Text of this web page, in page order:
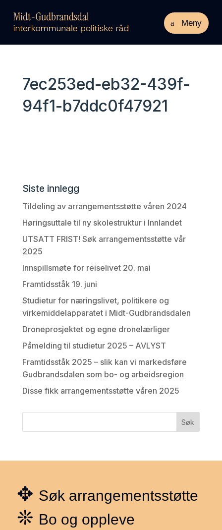
Meny
7ec253ed-eb32-439f-
94f1-b7ddc0f47921
Siste innlegg
Tildeling av arrangementsstøtte våren 2024
Høringsuttale til ny skolestruktur i Innlandet
UTSATT FRIST! Søk arrangementsstøtte vår
2025
Innspillsmøte for reiselivet 20. mai
Framtidsståk 19. juni
Studietur for næringslivet, politikere og
virkemiddelapparatet i Midt-Gudbrandsdalen
Droneprosjektet og egne dronelærliger
Påmelding til studietur 2025 – AVLYST
Framtidsståk 2025 – slik kan vi markedsføre
Gudbrandsdalen som bo- og arbeidsregion
Disse fikk arrangementsstøtte våren 2025
✥ Søk arrangementsstøtte
❊ Bo og oppleve